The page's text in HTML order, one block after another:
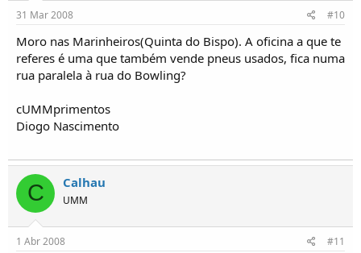
31 Mar 2008 #10
Moro nas Marinheiros(Quinta do Bispo). A oficina a que te
referes é uma que também vende pneus usados, fica numa
rua paralela à rua do Bowling?
cUMMprimentos
Diogo Nascimento
C Calhau
UMM
1 Abr 2008 #11